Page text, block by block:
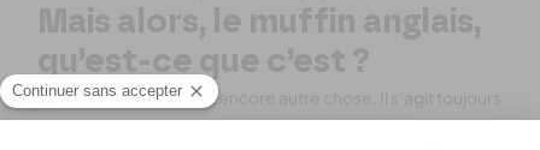
Mais alors, le muffin anglais,
qu’est-ce que c’est ?
Le muffin anglais, c’est encore autre chose. Il s’agit toujours
d’un produit de boulangerie, mais la préparation et la